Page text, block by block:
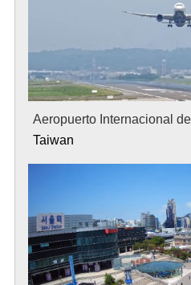
Aeropuerto Internacional
Taiwan